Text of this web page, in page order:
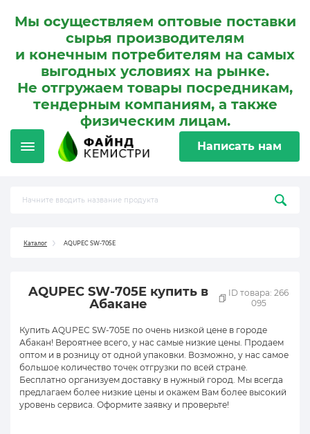
Мы осуществляем оптовые поставки
сырья производителям
и конечным потребителям на самых
выгодных условиях на рынке.
Не отгружаем товары посредникам,
тендерным компаниям, а также
физическим лицам.
Написать нам
Каталог AQUPEC SW-705E
AQUPEC SW-705E купить в
Абакане
ID товара: 266
095
Купить AQUPEC SW-705E по очень низкой цене в городе
Абакан! Вероятнее всего, у нас самые низкие цены. Продаем
оптом и в розницу от одной упаковки. Возможно, у нас самое
большое количество точек отгрузки по всей стране.
Бесплатно организуем доставку в нужный город. Мы всегда
предлагаем более низкие цены и окажем Вам более высокий
уровень сервиса. Оформите заявку и проверьте!